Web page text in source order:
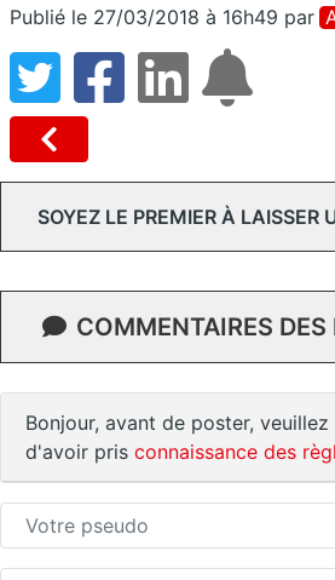
Publié le 27/03/2018 à 16h49 par
SOYEZ LE PREMIER À LAISSER
COMMENTAIRES
Bonjour, avant de poster,
d'avoir pris connaissance des